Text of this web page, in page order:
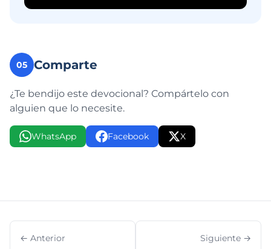
05 Comparte
¿Te bendijo este devocional? Compártelo con
alguien que lo necesite.
WhatsApp Facebook X
← Anterior
Siguiente →